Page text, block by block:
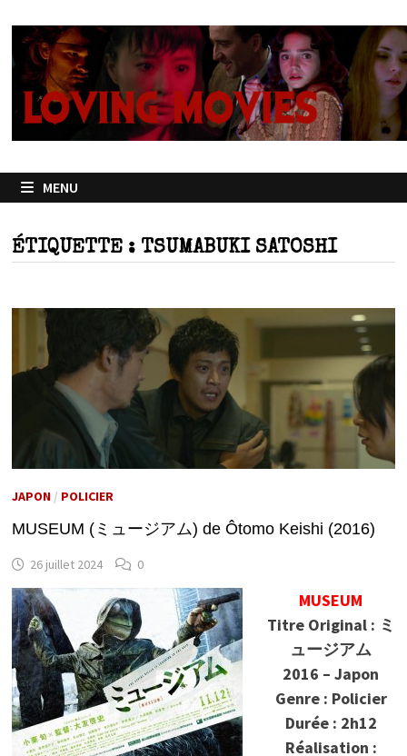
contenu
MENU
ÉTIQUETTE : TSUMABUKI SATOSHI
JAPON/ POLICIER
MUSEUM (ミュージアム) de Ôtomo Keishi (2016)
26 juillet 2024 0
MUSEUM
Titre Original : ミ
ュージアム
2016 – Japon
Genre : Policier
Durée : 2h12
Réalisation :